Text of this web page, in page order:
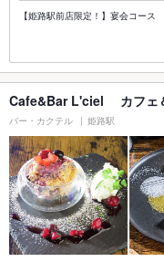
【姫路駅前店限定！】宴会コー
Cafe&Bar L'ciel カフェ
バー・カクテル 姫路駅